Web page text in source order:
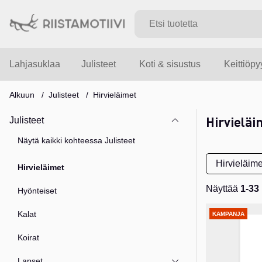
Lahjasuklaa Julisteet Koti & sisustus
Alkuun Julisteet Hirvieläimet
Julisteet
Näytä kaikki kohteessa Julisteet
Hirvieläimet
Hyönteiset
Kalat
Koirat
Näyttää 1-33
Tuotteet
KAMPANJA